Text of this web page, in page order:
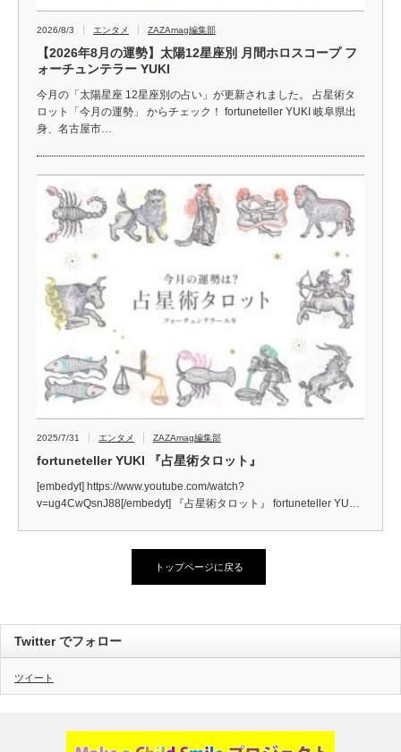
2026/8/3 エンタメ ZAZAmag編集部
【2026年8月の運勢】太陽12星座別 月間ホロスコープ フ
ォーチュンテラー YUKI
今月の「太陽星座 12星座別の占い」が更新されました。 占星術タ
ロット「今月の運勢」 からチェック！ fortuneteller YUKI 岐阜県出
身、名古屋市…
2025/7/31 エンタメ ZAZAmag編集部
fortuneteller YUKI 『占星術タロット』
[embedyt] https://www.youtube.com/watch?
v=ug4CwQsnJ88[/embedyt] 『占星術タロット』 fortuneteller YU…
トップページに戻る
Twitter でフォロー
ツイート